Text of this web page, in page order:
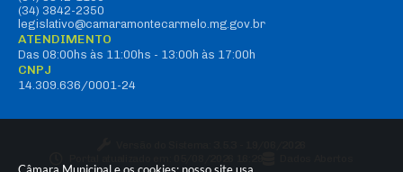
(34) 3842-2350
legislativo@camaramontecarmelo.mg.gov.br
ATENDIMENTO
Das 08:00hs às 11:00hs - 13:00h às 17:00h
CNPJ
14.309.636/0001-24